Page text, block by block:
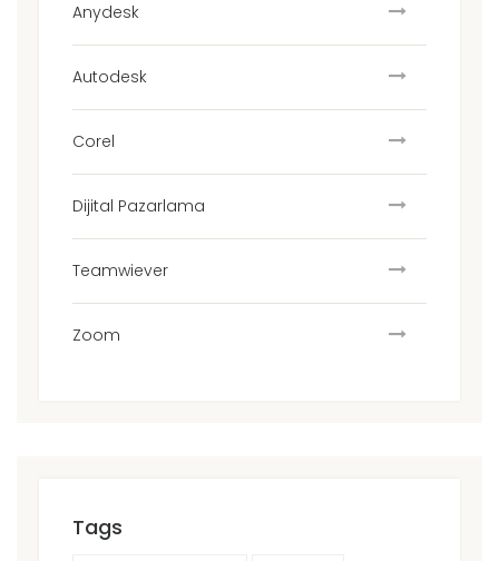
Anydesk
Autodesk
Corel
Dijital Pazarlama
Teamwiever
Zoom
Tags